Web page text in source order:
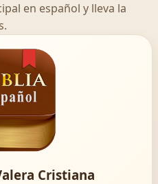
en español y lleva la
Cristiana